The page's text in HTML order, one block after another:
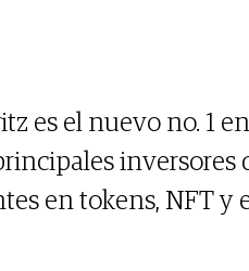
es el nuevo no. 1 en
inversores
en tokens, NFT y